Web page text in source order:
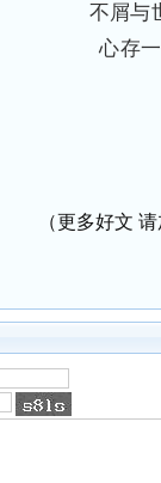
不屑与
心存
（更多好文 请加